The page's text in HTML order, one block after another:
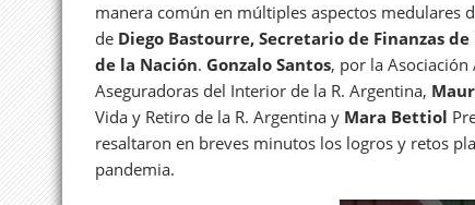
manera común en múltiples aspectos medulares
de Diego Bastourre, Secretario de Finanzas
de la Nación. Gonzalo Santos, por la Asociación
Aseguradoras del Interior de la R. Argentina,
Vida y Retiro de la R. Argentina y Mara Bettiol
resaltaron en breves minutos los logros y retos
pandemia.